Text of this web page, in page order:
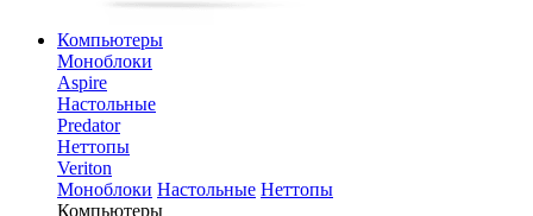
Компьютеры
Моноблоки
Aspire
Настольные
Predator
Неттопы
Veriton
Моноблоки Настольные Неттопы
Компьютеры